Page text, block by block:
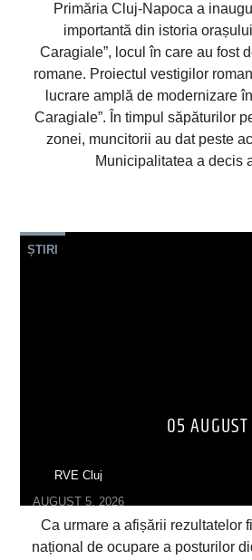
Primăria Cluj-Napoca a
importantă din istoria
Caragiale”, locul în care au fost
romane. Proiectul vestigilor
lucrare amplă de modernizare
Caragiale”. În timpul săpăturilor
zonei, muncitorii au dat peste
Municipalitatea a decis
ȘTIRI
05 AUGUST
RVE Cluj
AUGUST 5, 2026
Ca urmare a afișării rezultatelor
național de ocupare a posturilor